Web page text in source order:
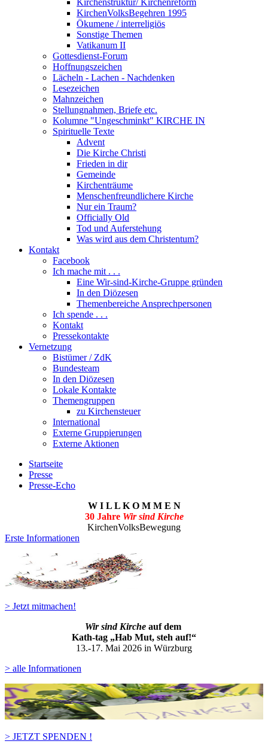
Kirchenstruktur/ Kirchenreform
KirchenVolksBegehren 1995
Ökumene / interreligiös
Sonstige Themen
Vatikanum II
Gottesdienst-Forum
Hoffnungszeichen
Lächeln - Lachen - Nachdenken
Lesezeichen
Mahnzeichen
Stellungnahmen, Briefe etc.
Kolumne "Ungeschminkt" KIRCHE IN
Spirituelle Texte
Advent
Die Kirche Christi
Frieden in dir
Gemeinde
Kirchenträume
Menschenfreundlichere Kirche
Nur ein Traum?
Officially Old
Tod und Auferstehung
Was wird aus dem Christentum?
Kontakt
Facebook
Ich mache mit . . .
Eine Wir-sind-Kirche-Gruppe gründen
In den Diözesen
Themenbereiche Ansprechpersonen
Ich spende . . .
Kontakt
Pressekontakte
Vernetzung
Bistümer / ZdK
Bundesteam
In den Diözesen
Lokale Kontakte
Themengruppen
zu Kirchensteuer
International
Externe Gruppierungen
Externe Aktionen
Startseite
Presse
Presse-Echo
W I L L K O M M E N
30 Jahre Wir sind Kirche
KirchenVolksBewegung
Erste Informationen
> Jetzt mitmachen!
Wir sind Kirche auf dem
Kath-tag „Hab Mut, steh auf!“
13.-17. Mai 2026 in Würzburg
> alle Informationen
> JETZT SPENDEN !